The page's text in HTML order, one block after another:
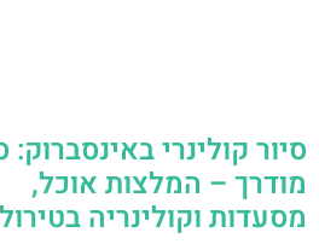
סיור קולינרי באינסברוק:
מודרך – המלצות אוכל,
מסעדות וקולינריה בטירול